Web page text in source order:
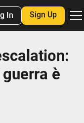
In Sign Up
è